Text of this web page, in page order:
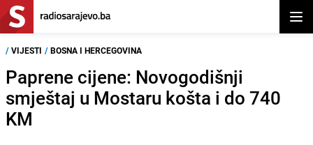
/ VIJESTI / BOSNA I HERCEGOVINA
Paprene cijene: Novogodišnji
smještaj u Mostaru košta i do 740
KM